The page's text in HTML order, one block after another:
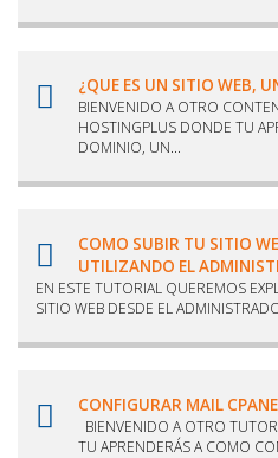
¿QUE ES UN SITIO WEB,
BIENVENIDO A OTRO
HOSTINGPLUS DONDE TU
DOMINIO, UN...
COMO SUBIR TU SITIO
UTILIZANDO EL
EN ESTE TUTORIAL QUEREMOS
SITIO WEB DESDE EL
CONFIGURAR MAIL
BIENVENIDO A OTRO
TU APRENDERÁS A COMO